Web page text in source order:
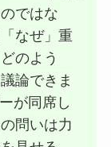
ではな
なぜ」重
のよう
論できま
が同席し
問いは力